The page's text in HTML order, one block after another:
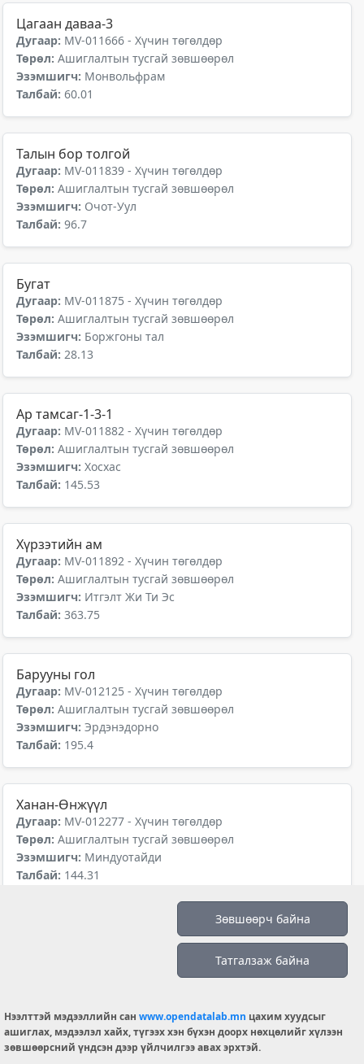
Цагаан даваа-3
Дугаар: MV-011666 - Хүчин төгөлдөр
Төрөл: Ашиглалтын тусгай зөвшөөрөл
Эзэмшигч: Монвольфрам
Талбай: 60.01
Талын бор толгой
Дугаар: MV-011839 - Хүчин төгөлдөр
Төрөл: Ашиглалтын тусгай зөвшөөрөл
Эзэмшигч: Очот-Уул
Талбай: 96.7
Бугат
Дугаар: MV-011875 - Хүчин төгөлдөр
Төрөл: Ашиглалтын тусгай зөвшөөрөл
Эзэмшигч: Боржгоны тал
Талбай: 28.13
Ар тамсаг-1-3-1
Дугаар: MV-011882 - Хүчин төгөлдөр
Төрөл: Ашиглалтын тусгай зөвшөөрөл
Эзэмшигч: Хосхас
Талбай: 145.53
Хүрзэтийн ам
Дугаар: MV-011892 - Хүчин төгөлдөр
Төрөл: Ашиглалтын тусгай зөвшөөрөл
Эзэмшигч: Итгэлт Жи Ти Эс
Талбай: 363.75
Барууны гол
Дугаар: MV-012125 - Хүчин төгөлдөр
Төрөл: Ашиглалтын тусгай зөвшөөрөл
Эзэмшигч: Эрдэнэдорно
Талбай: 195.4
Ханан-Өнжүүл
Дугаар: MV-012277 - Хүчин төгөлдөр
Төрөл: Ашиглалтын тусгай зөвшөөрөл
Эзэмшигч: Миндуотайди
Талбай: 144.31
MV-012325 - Хүчин төгөлдөр
Ашиглалтын тусгай зөвшөөрөл
Зөвшөөрч байна
Татгалзаж байна
Нээлттэй мэдээллийн сан www.opendatalab.mn цахим хуудсыг
ашиглах, мэдээлэл хайх, түгээх хэн бүхэн доорх нөхцөлийг хүлээн
зөвшөөрсний үндсэн дээр үйлчилгээ авах эрхтэй.